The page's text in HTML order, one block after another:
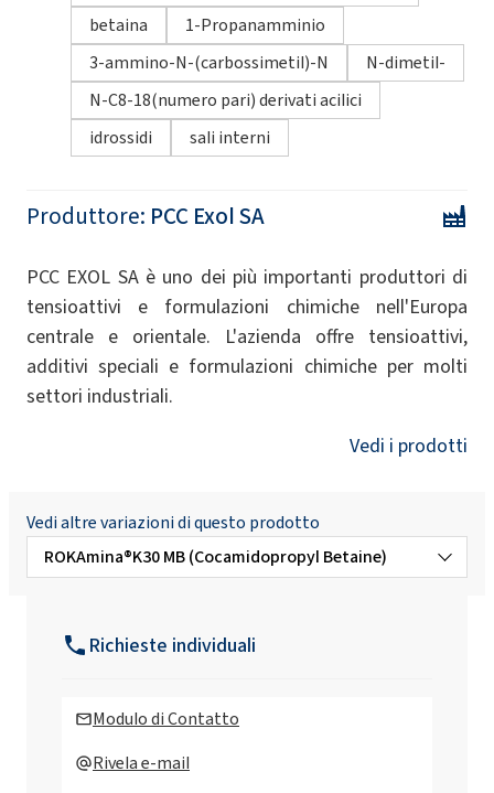
betaina
1-Propanamminio
3-ammino-N-(carbossimetil)-N
N-dimetil-
N-C8-18(numero pari) derivati ​​acilici
idrossidi
sali interni
Produttore: PCC Exol SA
PCC EXOL SA è uno dei più importanti produttori di
tensioattivi e formulazioni chimiche nell'Europa
centrale e orientale. L'azienda offre tensioattivi,
additivi speciali e formulazioni chimiche per molti
settori industriali.
Vedi i prodotti
Vedi altre variazioni di questo prodotto
ROKAmina®K30 MB (Cocamidopropyl Betaine)
Betaine)
Richieste individuali
Modulo di Contatto
Rivela e-mail